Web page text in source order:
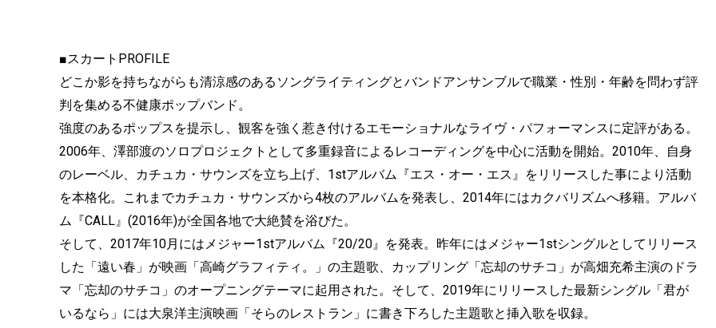
■スカートPROFILE
どこか影を持ちながらも清涼感のあるソングライティングとバンドアンサンブルで職業・性別・年齢を問わず評
判を集める不健康ポップバンド。
強度のあるポップスを提示し、観客を強く惹き付けるエモーショナルなライヴ・パフォーマンスに定評がある。
2006年、澤部渡のソロプロジェクトとして多重録音によるレコーディングを中心に活動を開始。2010年、自身
のレーベル、カチュカ・サウンズを立ち上げ、1stアルバム『エス・オー・エス』をリリースした事により活動
を本格化。これまでカチュカ・サウンズから4枚のアルバムを発表し、2014年にはカクバリズムへ移籍。アルバ
ム『CALL』(2016年)が全国各地で大絶賛を浴びた。
そして、2017年10月にはメジャー1stアルバム『20/20』を発表。昨年にはメジャー1stシングルとしてリリース
した「遠い春」が映画「高崎グラフィティ。」の主題歌、カップリング「忘却のサチコ」が高畑充希主演のドラ
マ「忘却のサチコ」のオープニングテーマに起用された。そして、2019年にリリースした最新シングル「君が
いるなら」には大泉洋主演映画「そらのレストラン」に書き下ろした主題歌と挿入歌を収録。